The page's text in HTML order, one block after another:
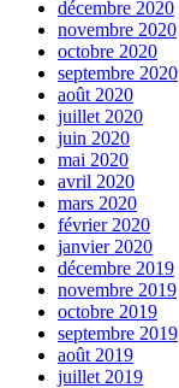
décembre 2020
novembre 2020
octobre 2020
septembre 2020
août 2020
juillet 2020
juin 2020
mai 2020
avril 2020
mars 2020
février 2020
janvier 2020
décembre 2019
novembre 2019
octobre 2019
septembre 2019
août 2019
juillet 2019